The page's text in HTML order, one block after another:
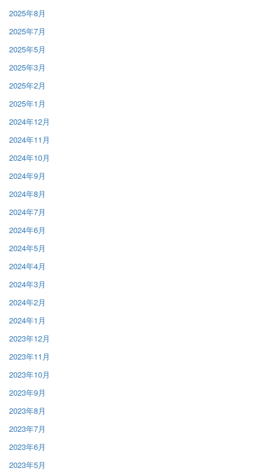
2025年8月
2025年7月
2025年5月
2025年3月
2025年2月
2025年1月
2024年12月
2024年11月
2024年10月
2024年9月
2024年8月
2024年7月
2024年6月
2024年5月
2024年4月
2024年3月
2024年2月
2024年1月
2023年12月
2023年11月
2023年10月
2023年9月
2023年8月
2023年7月
2023年6月
2023年5月